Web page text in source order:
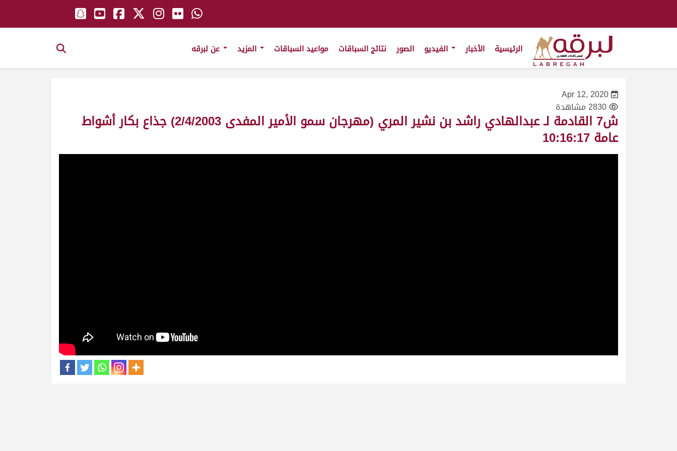
الرئيسية الأخبار الصور نتائج السباقات مواعيد السباقات
Apr 12, 2020
2830 مشاهدة
ش7 القادمة لـ عبدالهادي راشد بن نشير المري (مهرجان سمو الأمير المفدى 2/4/2003) جذاع بكار أشواط
عامة 10:16:17